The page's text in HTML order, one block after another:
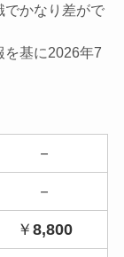
でかなり差がで
を基に2026年7
－
－
￥ 8,800